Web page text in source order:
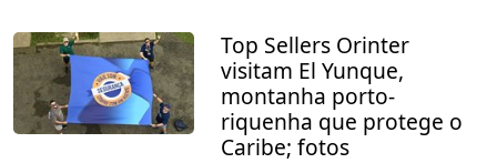
Top Sellers Orinter
visitam El Yunque,
montanha porto-
riquenha que protege o
Caribe; fotos